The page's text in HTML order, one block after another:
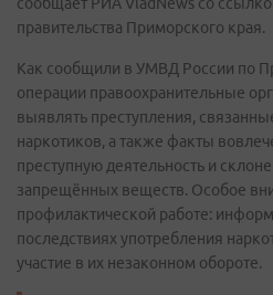
правительства Приморского края.
Как сообщили в УМВД России по
операции правоохранительные
выявлять преступления,
наркотиков, а также факты
преступную деятельность и
запрещённых веществ. Особое
профилактической работе:
последствиях употребления
участие в их незаконном обороте.